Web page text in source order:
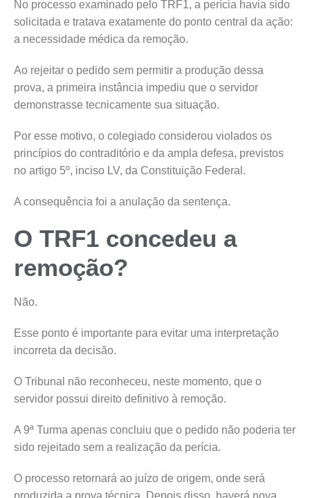
No processo examinado pelo TRF1, a perícia havia sido
solicitada e tratava exatamente do ponto central da ação:
a necessidade médica da remoção.
Ao rejeitar o pedido sem permitir a produção dessa
prova, a primeira instância impediu que o servidor
demonstrasse tecnicamente sua situação.
Por esse motivo, o colegiado considerou violados os
princípios do contraditório e da ampla defesa, previstos
no artigo 5º, inciso LV, da Constituição Federal.
A consequência foi a anulação da sentença.
O TRF1 concedeu a
remoção?
Não.
Esse ponto é importante para evitar uma interpretação
incorreta da decisão.
O Tribunal não reconheceu, neste momento, que o
servidor possui direito definitivo à remoção.
A 9ª Turma apenas concluiu que o pedido não poderia ter
sido rejeitado sem a realização da perícia.
O processo retornará ao juízo de origem, onde será